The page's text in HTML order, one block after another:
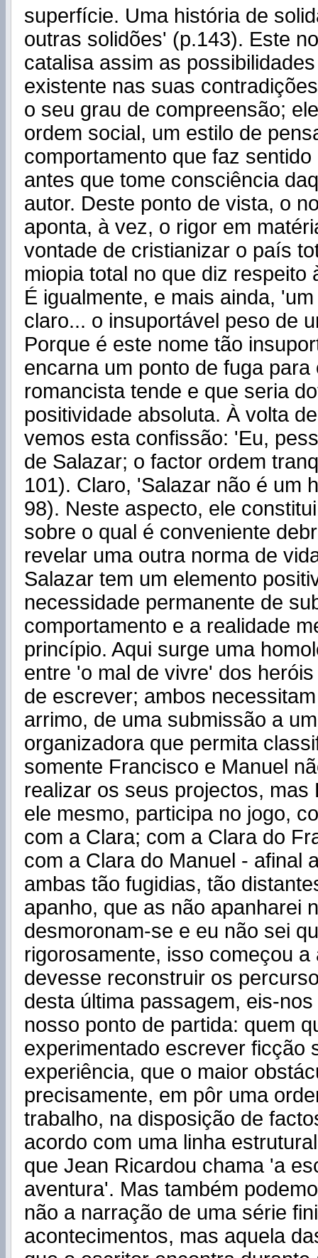
superfície. Uma história de
outras solidões' (p.143). Este
catalisa assim as
existente nas suas
o seu grau de compreensão;
ordem social, um estilo de
comportamento que faz
antes que tome consciência
autor. Deste ponto de vista, o
aponta, à vez, o rigor em
vontade de cristianizar o país
miopia total no que diz respeito
É igualmente, e mais ainda,
claro... o insuportável peso de
Porque é este nome tão
encarna um ponto de fuga para
romancista tende e que seria
positividade absoluta. À volta
vemos esta confissão: 'Eu,
de Salazar; o factor ordem
101). Claro, 'Salazar não é um
98). Neste aspecto, ele
sobre o qual é conveniente
revelar uma outra norma de
Salazar tem um elemento
necessidade permanente de
comportamento e a realidade
princípio. Aqui surge uma
entre 'o mal de vivre' dos
de escrever; ambos
arrimo, de uma submissão a
organizadora que permita
somente Francisco e Manuel
realizar os seus projectos, mas
ele mesmo, participa no jogo,
com a Clara; com a Clara do
com a Clara do Manuel - afinal
ambas tão fugidias, tão
apanho, que as não apanharei
desmoronam-se e eu não sei
rigorosamente, isso começou a
devesse reconstruir os
desta última passagem, eis-
nosso ponto de partida: quem
experimentado escrever ficção
experiência, que o maior
precisamente, em pôr uma
trabalho, na disposição de
acordo com uma linha
que Jean Ricardou chama 'a
aventura'. Mas também
não a narração de uma série
acontecimentos, mas aquela